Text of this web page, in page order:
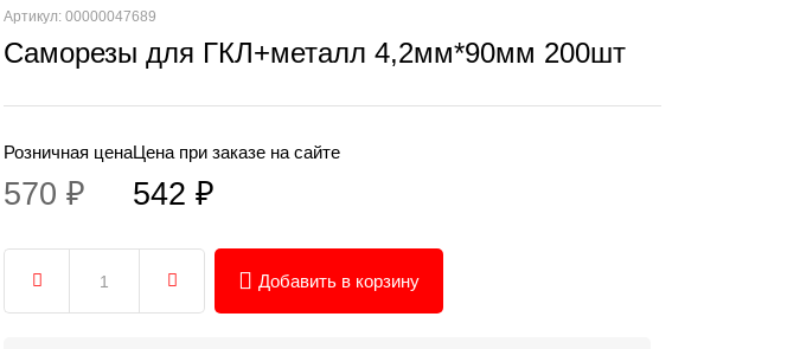
Артикул: 00000047689
Саморезы для ГКЛ+металл 4,2мм*90мм 200шт
Розничная цена
570 ₽
Цена при заказе на сайте
542 ₽
Добавить в корзину